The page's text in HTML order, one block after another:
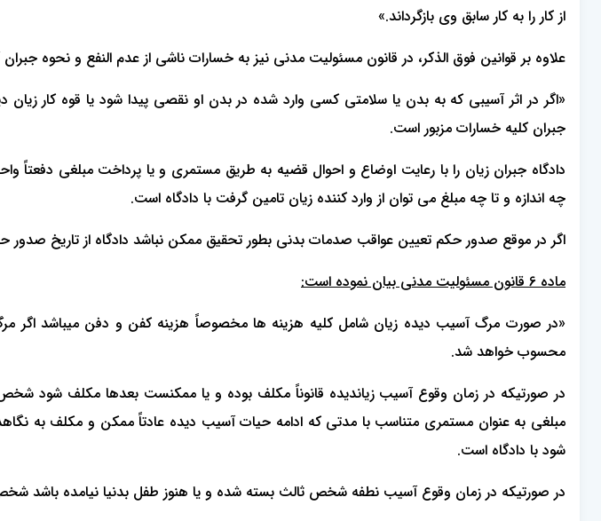
از کار را به کار سابق وی بازگرداند.»
علاوه بر قوانین فوق الذکر، در قانون مسئولیت مدنی نیز به خسارات ناشی از عدم النفع و نحوه
«اگر در اثر آسیبی که به بدن یا سلامتی کسی وارد شده در بدن او نقصی پیدا شود یا قوه کار
جبران کلیه خسارات مزبور است.
‌دادگاه جبران زیان را با رعایت اوضاع و احوال قضیه به طریق مستمری و یا پرداخت مبلغی
چه اندازه و تا چه مبلغ می توان از وارد کننده زیان تامین گرفت با دادگاه است. ‌
اگر در موقع صدور حکم تعیین عواقب صدمات بدنی بطور تحقیق ممکن نباشد دادگاه از تاریخ
ماده 6 قانون مسئولیت مدنی بیان نموده است:
«در صورت مرگ آسیب‌ دیده زیان شامل کلیه هزینه ها مخصوصاً هزینه کفن و دفن میباشد اگر
محسوب خواهد شد.
در صورتیکه در زمان وقوع آسیب زیاندیده قانوناً مکلف بوده و یا ممکنست بعدها مکلف شود
مبلغی به عنوان مستمری متناسب با مدتی که ادامه حیات آسیب‌ دیده عادتاً ممکن و مکلف به
شود با دادگاه است. ‌
در صورتیکه در زمان وقوع آسیب نطفه شخص ثالث بسته شده و یا هنوز طفل بدنیا نیامده باشد